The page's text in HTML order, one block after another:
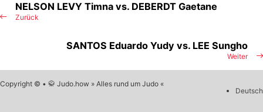
Zurück
NELSON LEVY Timna vs. DEBERDT Gaetane
Weiter
SANTOS Eduardo Yudy vs. LEE Sungho
Copyright © • 🥋 Judo.how » Alles rund um Judo «
Deutsch